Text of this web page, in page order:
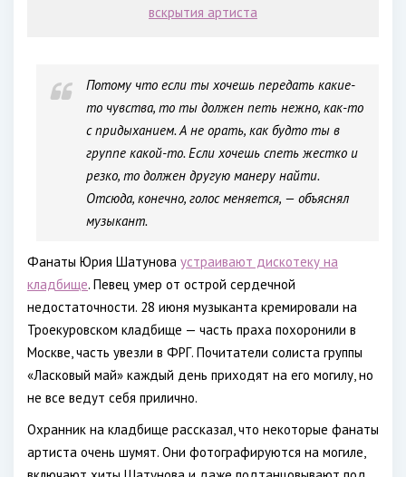
вскрытия артиста
Потому что если ты хочешь передать какие-
то чувства, то ты должен петь нежно, как-то
с придыханием. А не орать, как будто ты в
группе какой-то. Если хочешь спеть жестко и
резко, то должен другую манеру найти.
Отсюда, конечно, голос меняется, — объяснял
музыкант.
Фанаты Юрия Шатунова устраивают дискотеку на
кладбище. Певец умер от острой сердечной
недостаточности. 28 июня музыканта кремировали на
Троекуровском кладбище — часть праха похоронили в
Москве, часть увезли в ФРГ. Почитатели солиста группы
«Ласковый май» каждый день приходят на его могилу, но
не все ведут себя прилично.
Охранник на кладбище рассказал, что некоторые фанаты
артиста очень шумят. Они фотографируются на могиле,